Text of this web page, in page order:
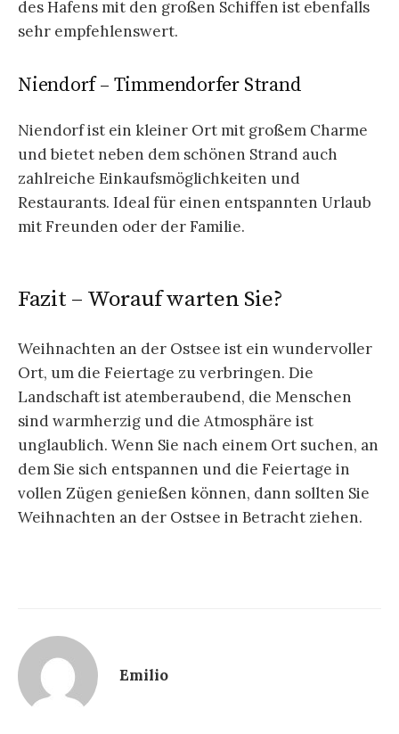
des Hafens mit den großen Schiffen ist ebenfalls
sehr empfehlenswert.
Niendorf – Timmendorfer Strand
Niendorf ist ein kleiner Ort mit großem Charme
und bietet neben dem schönen Strand auch
zahlreiche Einkaufsmöglichkeiten und
Restaurants. Ideal für einen entspannten Urlaub
mit Freunden oder der Familie.
Fazit – Worauf warten Sie?
Weihnachten an der Ostsee ist ein wundervoller
Ort, um die Feiertage zu verbringen. Die
Landschaft ist atemberaubend, die Menschen
sind warmherzig und die Atmosphäre ist
unglaublich. Wenn Sie nach einem Ort suchen, an
dem Sie sich entspannen und die Feiertage in
vollen Zügen genießen können, dann sollten Sie
Weihnachten an der Ostsee in Betracht ziehen.
Emilio